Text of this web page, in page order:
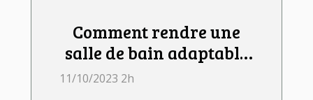
Comment rendre une
salle de bain adaptable
aux personnes à
11/10/2023 2h